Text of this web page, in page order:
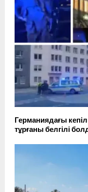
Германиядағы
тұрғаны белгілі